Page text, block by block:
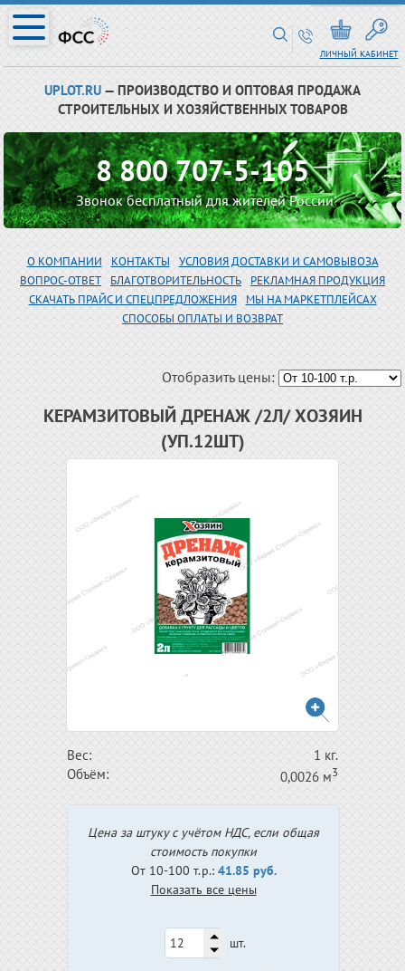
ЛИЧНЫЙ КАБИНЕТ
UPLOT.RU — ПРОИЗВОДСТВО И ОПТОВАЯ ПРОДАЖА
СТРОИТЕЛЬНЫХ И ХОЗЯЙСТВЕННЫХ ТОВАРОВ
8 800 707-5-105
Звонок бесплатный для жителей России
О КОМПАНИИ КОНТАКТЫ
УСЛОВИЯ ДОСТАВКИ И САМОВЫВОЗА
ВОПРОС-ОТВЕТ
БЛАГОТВОРИТЕЛЬНОСТЬ
РЕКЛАМНАЯ ПРОДУКЦИЯ
СКАЧАТЬ ПРАЙС И СПЕЦПРЕДЛОЖЕНИЯ
МЫ НА МАРКЕТПЛЕЙСАХ
СПОСОБЫ ОПЛАТЫ И ВОЗВРАТ
Отобразить цены:
КЕРАМЗИТОВЫЙ ДРЕНАЖ /2Л/ ХОЗЯИН
(УП.12ШТ)
Вес:
1 кг.
Объём:
0,0026 м3
Цена за штуку с учётом НДС, если общая
стоимость покупки
От 10-100 т.р.: 41.85 руб.
Показать все цены
шт.